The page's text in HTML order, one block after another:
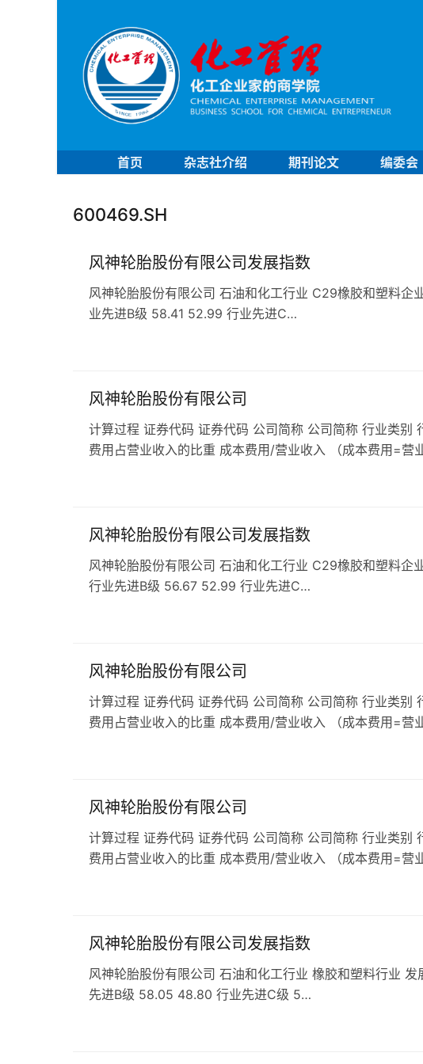
首页 杂志社介绍 期刊论文 编委会
600469.SH
风神轮胎股份有限公司发展指数
风神轮胎股份有限公司 石油和化工行业 C29橡胶和塑料
业先进B级 58.41 52.99 行业先进C…
风神轮胎股份有限公司
计算过程 证券代码 证券代码 公司简称 公司简称 行业类别
费用占营业收入的比重 成本费用/营业收入 （成本费用=营
风神轮胎股份有限公司发展指数
风神轮胎股份有限公司 石油和化工行业 C29橡胶和塑料
行业先进B级 56.67 52.99 行业先进C…
风神轮胎股份有限公司
计算过程 证券代码 证券代码 公司简称 公司简称 行业类别
费用占营业收入的比重 成本费用/营业收入 （成本费用=营
风神轮胎股份有限公司
计算过程 证券代码 证券代码 公司简称 公司简称 行业类别
费用占营业收入的比重 成本费用/营业收入 （成本费用=营
风神轮胎股份有限公司发展指数
风神轮胎股份有限公司 石油和化工行业 橡胶和塑料行业
先进B级 58.05 48.80 行业先进C级 5…